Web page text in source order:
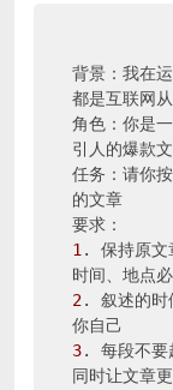
背景：我在
都是互联网从
角色：你是
引人的爆款
任务：请你
的文章
1 . 保持原文
2. 叙述的时
3. 每段不要